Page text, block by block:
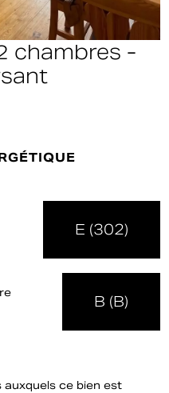
chambres -
E (302)
B (B)
auxquels ce bien est